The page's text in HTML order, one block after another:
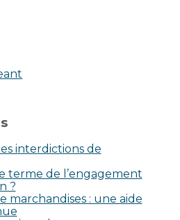
interdictions de
terme de l’engagement
?
marchandises : une aide